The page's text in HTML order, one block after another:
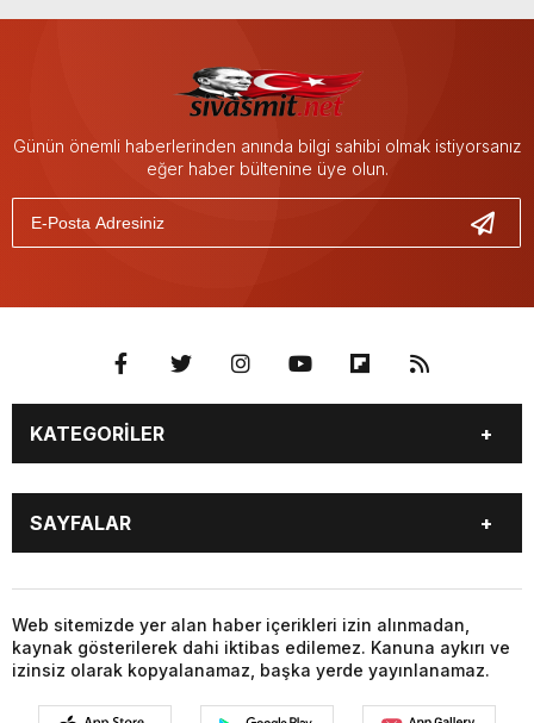
Günün önemli haberlerinden anında bilgi sahibi olmak istiyorsanız
eğer haber bültenine üye olun.
KATEGORİLER
BİYOGRAFİLER
DÜNYA
EĞİTİM
FOTO GALERİ
Genel
GÜNDEM
KÜLTÜR SANAT
MAGAZİN
SAĞLIK
SİYASET
SPOR
SAYFALAR
EĞİTİM
EKONOMİ
FOTO GALERİ
Genel
GÜNDEM
KÜLTÜR SANAT
MAGAZİN
SAĞLIK
Web sitemizde yer alan haber içerikleri izin alınmadan,
kaynak gösterilerek dahi iktibas edilemez. Kanuna aykırı ve
izinsiz olarak kopyalanamaz, başka yerde yayınlanamaz.